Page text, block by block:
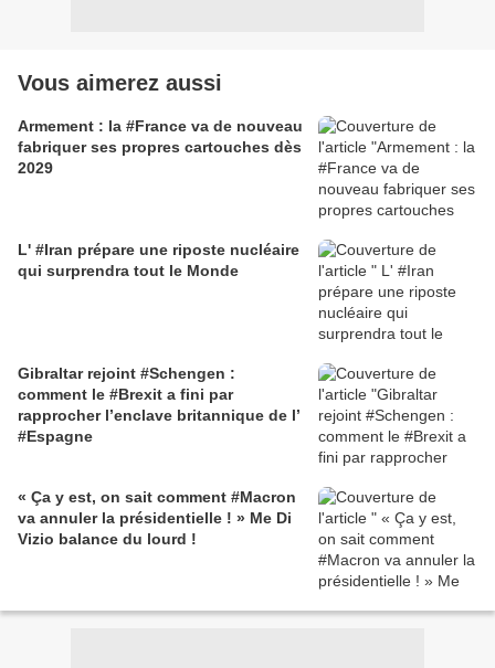
Vous aimerez aussi
Armement : la #France va de nouveau
fabriquer ses propres cartouches dès
2029
L' #Iran prépare une riposte nucléaire
qui surprendra tout le Monde
Gibraltar rejoint #Schengen :
comment le #Brexit a fini par
rapprocher l’enclave britannique de l’
#Espagne
« Ça y est, on sait comment #Macron
va annuler la présidentielle ! » Me Di
Vizio balance du lourd !